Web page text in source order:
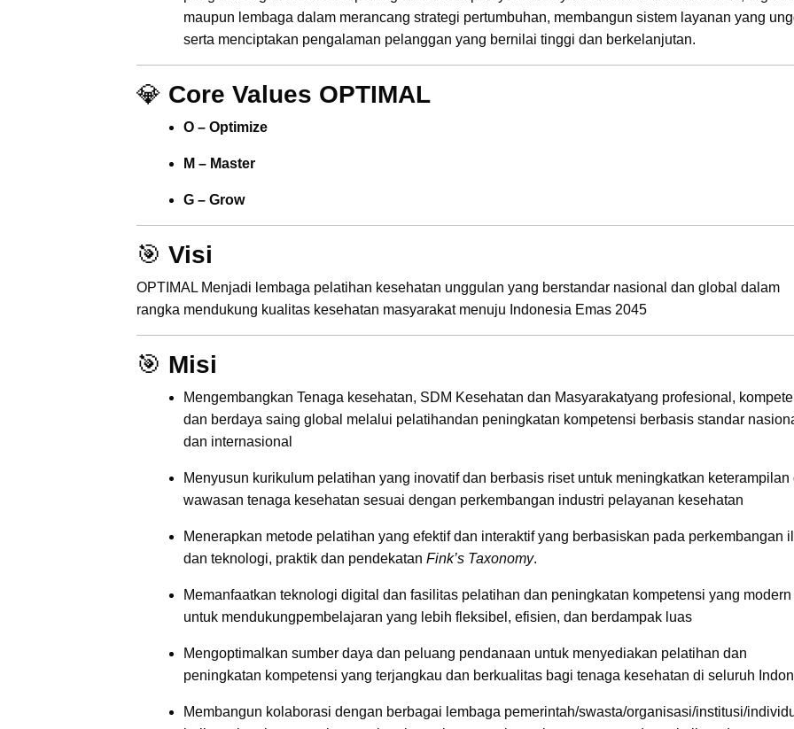
maupun lembaga dalam merancang strategi pertumbuhan, membangun sistem layanan yang
serta menciptakan pengalaman pelanggan yang bernilai tinggi dan berkelanjutan.
💎 Core Values OPTIMAL
O – Optimize
M – Master
G – Grow
🎯 Visi
OPTIMAL Menjadi lembaga pelatihan kesehatan unggulan yang berstandar nasional dan global dalam
rangka mendukung kualitas kesehatan masyarakat menuju Indonesia Emas 2045
🎯 Misi
Mengembangkan Tenaga kesehatan, SDM Kesehatan dan Masyarakatyang profesional,
dan berdaya saing global melalui pelatihandan peningkatan kompetensi berbasis standar
dan internasional
Menyusun kurikulum pelatihan yang inovatif dan berbasis riset untuk meningkatkan keterampilan
wawasan tenaga kesehatan sesuai dengan perkembangan industri pelayanan kesehatan
Menerapkan metode pelatihan yang efektif dan interaktif yang berbasiskan pada perkembangan
dan teknologi, praktik dan pendekatan Fink’s Taxonomy.
Memanfaatkan teknologi digital dan fasilitas pelatihan dan peningkatan kompetensi yang modern
untuk mendukungpembelajaran yang lebih fleksibel, efisien, dan berdampak luas
Mengoptimalkan sumber daya dan peluang pendanaan untuk menyediakan pelatihan dan
peningkatan kompetensi yang terjangkau dan berkualitas bagi tenaga kesehatan di seluruh
Membangun kolaborasi dengan berbagai lembaga pemerintah/swasta/organisasi/institusi/